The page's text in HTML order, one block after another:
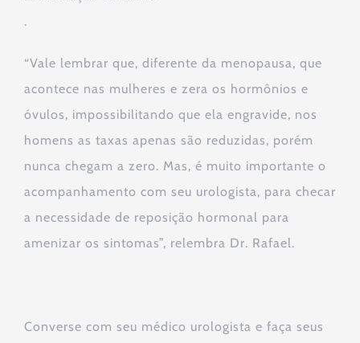
.
“Vale lembrar que, diferente da menopausa, que
acontece nas mulheres e zera os hormônios e
óvulos, impossibilitando que ela engravide, nos
homens as taxas apenas são reduzidas, porém
nunca chegam a zero. Mas, é muito importante o
acompanhamento com seu urologista, para checar
a necessidade de reposição hormonal para
amenizar os sintomas”, relembra Dr. Rafael.
Converse com seu médico urologista e faça seus